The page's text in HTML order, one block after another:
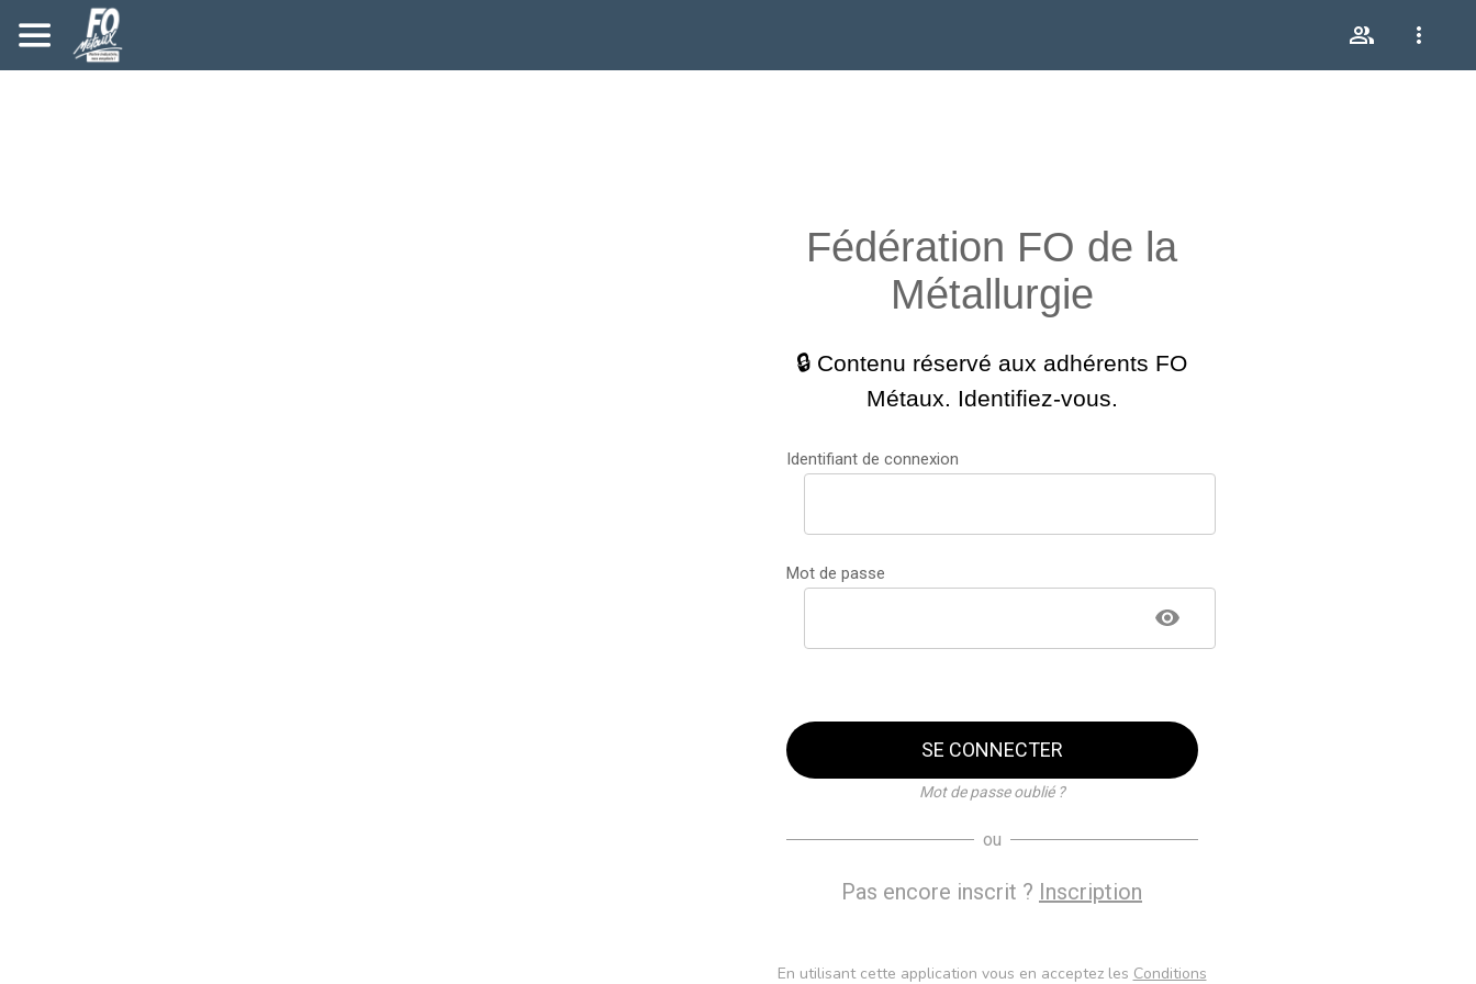
Fédération FO de la
Métallurgie
🔒 Contenu réservé aux adhérents FO
Métaux. Identifiez-vous.
Identifiant de connexion
Mot de passe
SE CONNECTER
Mot de passe oublié ?
ou
Pas encore inscrit ? Inscription
En utilisant cette application vous en acceptez les Conditions